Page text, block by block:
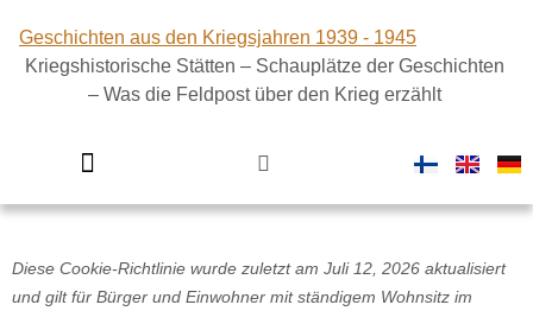
Geschichten aus den Kriegsjahren 1939 - 1945
Kriegshistorische Stätten – Schauplätze der Geschichten
– Was die Feldpost über den Krieg erzählt
Diese Cookie-Richtlinie wurde zuletzt am Juli 12, 2026 aktualisiert
und gilt für Bürger und Einwohner mit ständigem Wohnsitz im